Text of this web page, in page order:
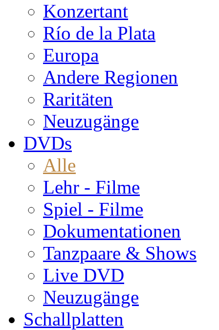
Konzertant
Río de la Plata
Europa
Andere Regionen
Raritäten
Neuzugänge
DVDs
Alle
Lehr - Filme
Spiel - Filme
Dokumentationen
Tanzpaare & Shows
Live DVD
Neuzugänge
Schallplatten